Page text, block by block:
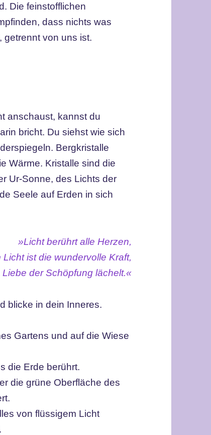
Die feinstofflichen
dass nichts was
getrennt von uns ist.
anschaust, kannst du
bricht. Du siehst wie sich
Bergkristalle
Wärme. Kristalle sind die
Ur-Sonne, des Lichts der
Seele auf Erden in sich
»Licht berührt alle Herzen,
Licht ist die wundervolle Kraft,
Liebe der Schöpfung lächelt.«
blicke in dein Inneres.
Gartens und auf die Wiese
die Erde berührt.
die grüne Oberfläche des
von flüssigem Licht